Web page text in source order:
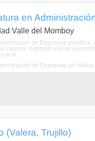
en
Valle del Momboy
de Empresas
logrando elevar el
su e ...
de Empresas en Valera
(Valera, Trujillo)